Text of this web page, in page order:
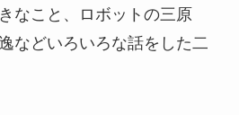
なこと、ロボットの三原
などいろいろな話をした二